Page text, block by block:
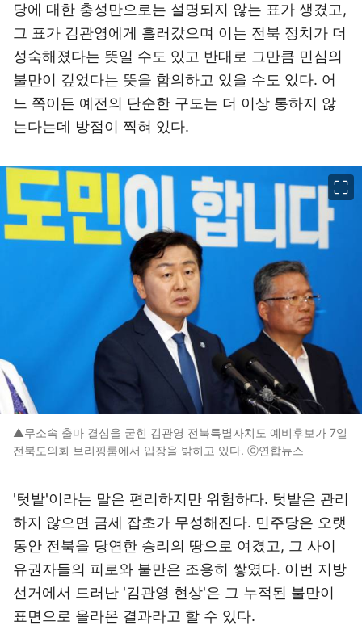
당에 대한 충성만으로는 설명되지 않는 표가 생겼고,
그 표가 김관영에게 흘러갔으며 이는 전북 정치가 더
성숙해졌다는 뜻일 수도 있고 반대로 그만큼 민심의
불만이 깊었다는 뜻을 함의하고 있을 수도 있다. 어
느 쪽이든 예전의 단순한 구도는 더 이상 통하지 않
는다는데 방점이 찍혀 있다.
▲무소속 출마 결심을 굳힌 김관영 전북특별자치도 예비후보가 7일
전북도의회 브리핑룸에서 입장을 밝히고 있다. ⓒ연합뉴스
'텃밭'이라는 말은 편리하지만 위험하다. 텃밭은 관리
하지 않으면 금세 잡초가 무성해진다. 민주당은 오랫
동안 전북을 당연한 승리의 땅으로 여겼고, 그 사이
유권자들의 피로와 불만은 조용히 쌓였다. 이번 지방
선거에서 드러난 '김관영 현상'은 그 누적된 불만이
표면으로 올라온 결과라고 할 수 있다.